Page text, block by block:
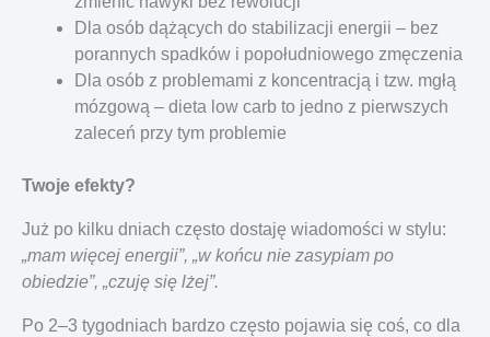
Dla osób dążących do stabilizacji energii – bez
porannych spadków i popołudniowego zmęczenia
Dla osób z problemami z koncentracją i tzw. mgłą
mózgową – dieta low carb to jedno z pierwszych
zaleceń przy tym problemie
Twoje efekty?
Już po kilku dniach często dostaję wiadomości w stylu:
„mam więcej energii”, „w końcu nie zasypiam po
obiedzie”, „czuję się lżej”.
Po 2–3 tygodniach bardzo często pojawia się coś, co dla